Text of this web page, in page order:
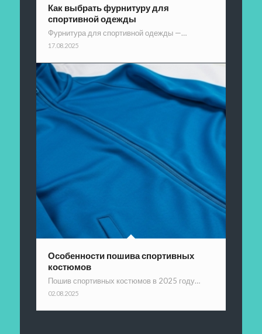
Как выбрать фурнитуру для
спортивной одежды
Фурнитура для спортивной одежды —…
17.08.2025
Особенности пошива спортивных
костюмов
Пошив спортивных костюмов в 2025 году…
02.08.2025